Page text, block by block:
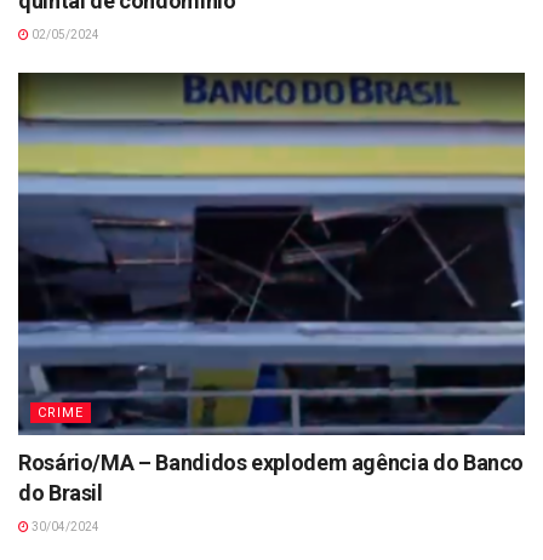
02/05/2024
CRIME
Rosário/MA – Bandidos explodem agência do Banco
do Brasil
30/04/2024